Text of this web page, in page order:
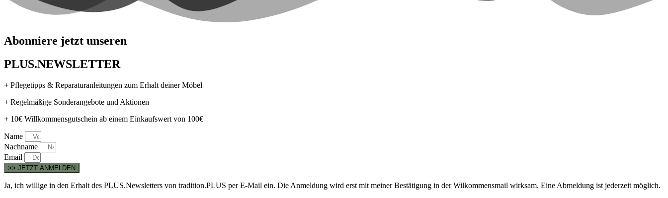
Abonniere jetzt unseren
PLUS.NEWSLETTER
+ Pflegetipps & Reparaturanleitungen zum Erhalt deiner Möbel
+ Regelmäßige Sonderangebote und Aktionen
+ 10€ Willkommensgutschein ab einem Einkaufswert von 100€
Name
Nachname
Email
>> JETZT ANMELDEN
Ja, ich willige in den Erhalt des PLUS.Newsletters von tradition.PLUS per E-Mail ein. Die Anmeldung wird erst mit meiner Bestätigung in der Wilkommensmail wirksam. Eine Abmeldung ist jederzeit möglich.